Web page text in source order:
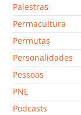
Palestras
Permacultura
Permutas
Personalidades
Pessoas
PNL
Podcasts